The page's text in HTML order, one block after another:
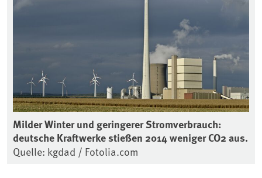
Milder Winter und geringerer Stromverbrauch:
deutsche Kraftwerke stießen 2014 weniger CO2 aus.
Quelle: kgdad / Fotolia.com